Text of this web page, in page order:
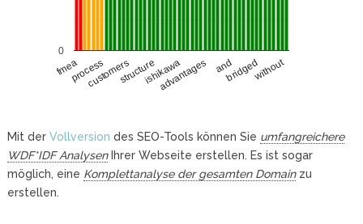
fmeaprocesscustomersstructureishikawa
advantages andbridgedwithout
0
Mit der Vollversion des SEO-Tools können Sie umfangreichere
WDF*IDF AnalysenIhrer Webseite erstellen. Es ist sogar
möglich, eine Komplettanalyse der gesamten Domainzu
erstellen.